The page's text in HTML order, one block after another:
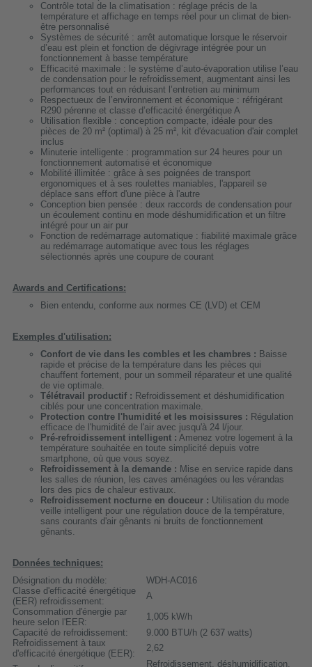
Contrôle total de la climatisation : réglage précis de la
température et affichage en temps réel pour un climat de bien-
être personnalisé
Systèmes de sécurité : arrêt automatique lorsque le réservoir
d’eau est plein et fonction de dégivrage intégrée pour un
fonctionnement à basse température
Efficacité maximale : le système d’auto-évaporation utilise l’eau
de condensation pour le refroidissement, augmentant ainsi les
performances tout en réduisant l’entretien au minimum
Respectueux de l’environnement et économique : réfrigérant
R290 pérenne et classe d’efficacité énergétique A
Utilisation flexible : conception compacte, idéale pour des
pièces de 20 m² (optimal) à 25 m², kit d'évacuation d'air complet
inclus
Minuterie intelligente : programmation sur 24 heures pour un
fonctionnement automatisé et économique
Mobilité illimitée : grâce à ses poignées de transport
ergonomiques et à ses roulettes maniables, l'appareil se
déplace sans effort d'une pièce à l'autre
Conception bien pensée : deux raccords de condensation pour
un écoulement continu en mode déshumidification et un filtre
intégré pour un air pur
Fonction de redémarrage automatique : fiabilité maximale grâce
au redémarrage automatique avec tous les réglages
sélectionnés après une coupure de courant
Awards and Certifications:
Bien entendu, conforme aux normes CE (LVD) et CEM
Exemples d'utilisation:
Confort de vie dans les combles et les chambres : Baisse
rapide et précise de la température dans les pièces qui
chauffent fortement, pour un sommeil réparateur et une qualité
de vie optimale.
Télétravail productif : Refroidissement et déshumidification
ciblés pour une concentration maximale.
Protection contre l'humidité et les moisissures : Régulation
efficace de l'humidité de l'air avec jusqu'à 24 l/jour.
Pré-refroidissement intelligent : Amenez votre logement à la
température souhaitée en toute simplicité depuis votre
smartphone, où que vous soyez.
Refroidissement à la demande : Mise en service rapide dans
les salles de réunion, les caves aménagées ou les vérandas
lors des pics de chaleur estivaux.
Refroidissement nocturne en douceur : Utilisation du mode
veille intelligent pour une régulation douce de la température,
sans courants d'air gênants ni bruits de fonctionnement
gênants.
Données techniques:
Désignation du modèle:
WDH-AC016
Classe d'efficacité énergétique
(EER) refroidissement:
A
Consommation d'énergie par
heure selon l'EER:
1,005 kW/h
Capacité de refroidissement:
9.000 BTU/h (2 637 watts)
Refroidissement à taux
d'efficacité énergétique (EER):
2,62
Refroidissement, déshumidification,